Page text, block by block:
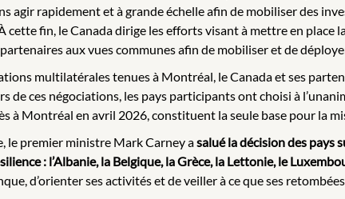
rapidement et à grande échelle afin de mobiliser des
fin, le Canada dirige les efforts visant à mettre en place
aux vues communes afin de mobiliser et de
multilatérales tenues à Montréal, le Canada et ses
ces négociations, les pays participants ont choisi à
à Montréal en avril 2026, constituent la seule base pour la
le premier ministre Mark Carney asalué la décision des pays
: l’Albanie, la Belgique, la Grèce, la Lettonie, le
d’orienter ses activités et de veiller à ce que ses